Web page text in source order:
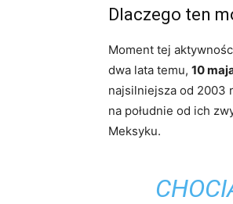
Dlaczego ten
Moment tej
dwa lata temu, 10
najsilniejsza od 2003
na południe od ich
Meksyku.